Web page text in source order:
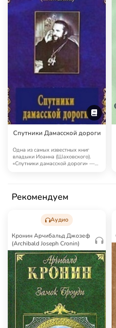
Книга Аудио
Иоанн (Шаховской),
архиепископ
Одна из самых известных книг
владыки Иоанна (Шаховского).
«Спутники дамасской дороги» —
это рассказ …
Рекомендуем
Аудио
Кронин Арчибальд Джозеф
(Archibald Joseph Cronin)